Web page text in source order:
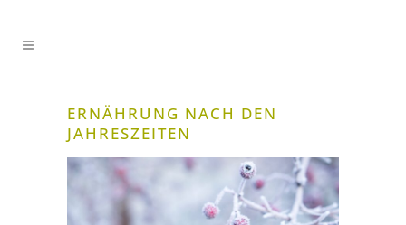
ERNÄHRUNG NACH DEN
JAHRESZEITEN